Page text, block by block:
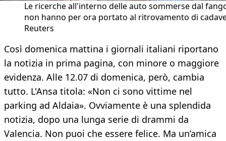
Le ricerche all'interno delle auto sommerse dal
non hanno per ora portato al ritrovamento di
Reuters
Così domenica mattina i giornali italiani riportano
la notizia in prima pagina, con minore o maggiore
evidenza. Alle 12.07 di domenica, però, cambia
tutto. L'Ansa titola: «Non ci sono vittime nel
parking ad Aldaia». Ovviamente è una splendida
notizia, dopo una lunga serie di drammi da
Valencia. Non puoi che essere felice. Ma un’amica